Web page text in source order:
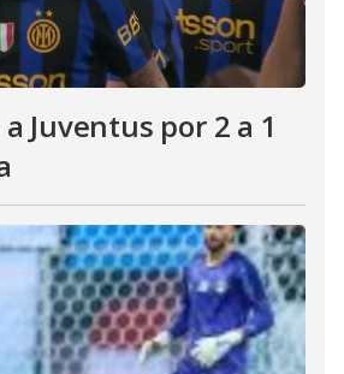
Juventus por 2 a 1